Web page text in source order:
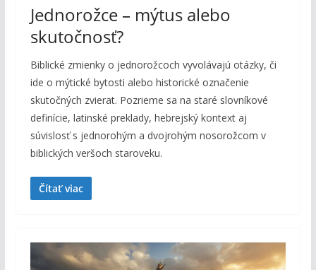
Jednorožce – mýtus alebo
skutočnosť?
Biblické zmienky o jednorožcoch vyvolávajú otázky, či
ide o mýtické bytosti alebo historické označenie
skutočných zvierat. Pozrieme sa na staré slovníkové
definície, latinské preklady, hebrejský kontext aj
súvislosť s jednorohým a dvojrohým nosorožcom v
biblických veršoch staroveku.
Čítať viac